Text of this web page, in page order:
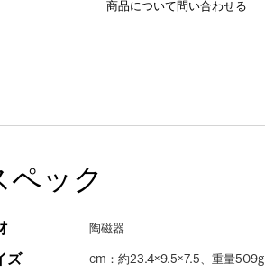
商品について問い合わせる
ペック
陶磁器
ズ cm：約23.4×9.5×7.5、重量509g